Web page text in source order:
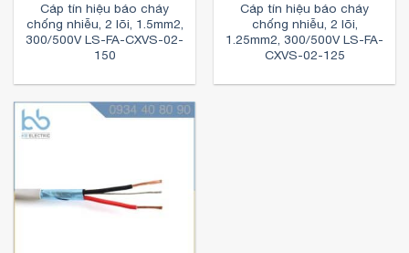
Cáp tín hiệu báo cháy
chống nhiễu, 2 lõi, 1.5mm2,
300/500V LS-FA-CXVS-02-
150
Cáp tín hiệu báo cháy
chống nhiễu, 2 lõi,
1.25mm2, 300/500V LS-FA-
CXVS-02-125